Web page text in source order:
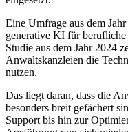
Eine Umfrage aus dem
generative KI für
Studie aus dem Jahr 2024
Anwaltskanzleien die
nutzen.
Das liegt daran, dass die
besonders breit gefächert
Support bis hin zur